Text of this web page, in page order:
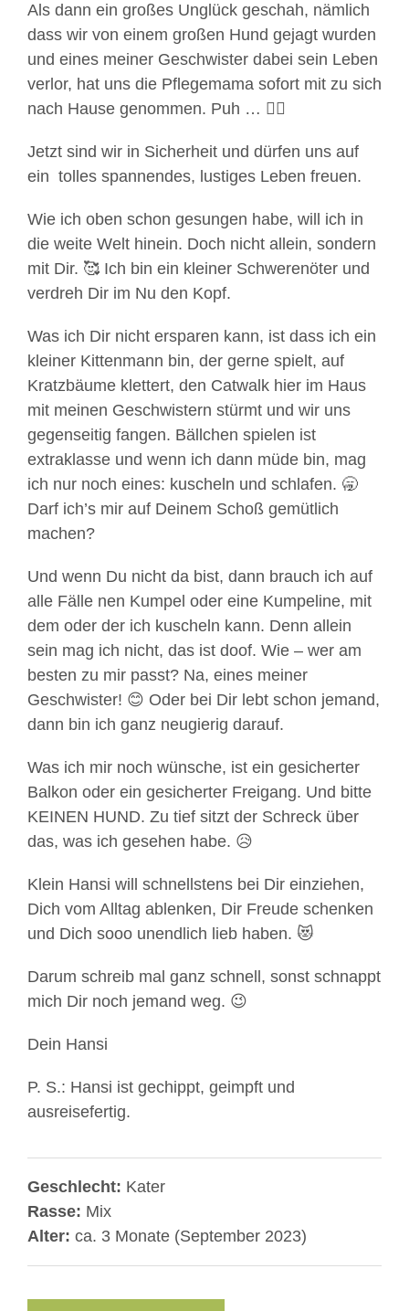
Als dann ein großes Unglück geschah, nämlich
dass wir von einem großen Hund gejagt wurden
und eines meiner Geschwister dabei sein Leben
verlor, hat uns die Pflegemama sofort mit zu sich
nach Hause genommen. Puh … 😮‍💨
Jetzt sind wir in Sicherheit und dürfen uns auf
ein tolles spannendes, lustiges Leben freuen.
Wie ich oben schon gesungen habe, will ich in
die weite Welt hinein. Doch nicht allein, sondern
mit Dir. 🥰 Ich bin ein kleiner Schwerenöter und
verdreh Dir im Nu den Kopf.
Was ich Dir nicht ersparen kann, ist dass ich ein
kleiner Kittenmann bin, der gerne spielt, auf
Kratzbäume klettert, den Catwalk hier im Haus
mit meinen Geschwistern stürmt und wir uns
gegenseitig fangen. Bällchen spielen ist
extraklasse und wenn ich dann müde bin, mag
ich nur noch eines: kuscheln und schlafen. 🥱
Darf ich’s mir auf Deinem Schoß gemütlich
machen?
Und wenn Du nicht da bist, dann brauch ich auf
alle Fälle nen Kumpel oder eine Kumpeline, mit
dem oder der ich kuscheln kann. Denn allein
sein mag ich nicht, das ist doof. Wie – wer am
besten zu mir passt? Na, eines meiner
Geschwister! 😊 Oder bei Dir lebt schon jemand,
dann bin ich ganz neugierig darauf.
Was ich mir noch wünsche, ist ein gesicherter
Balkon oder ein gesicherter Freigang. Und bitte
KEINEN HUND. Zu tief sitzt der Schreck über
das, was ich gesehen habe. 😥
Klein Hansi will schnellstens bei Dir einziehen,
Dich vom Alltag ablenken, Dir Freude schenken
und Dich sooo unendlich lieb haben. 😻
Darum schreib mal ganz schnell, sonst schnappt
mich Dir noch jemand weg. 😉
Dein Hansi
P. S.: Hansi ist gechippt, geimpft und
ausreisefertig.
Geschlecht: Kater
Rasse: Mix
Alter: ca. 3 Monate (September 2023)